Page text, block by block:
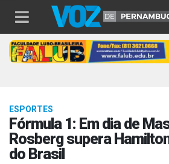
ESPORTES
Fórmula 1: Em dia de
Rosberg supera
do Brasil